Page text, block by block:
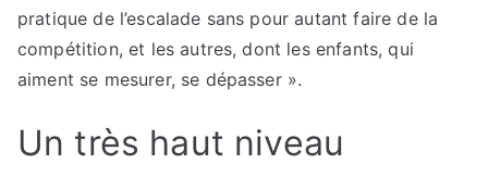
pratique de l’escalade sans pour autant faire de la
compétition, et les autres, dont les enfants, qui
aiment se mesurer, se dépasser ».
Un très haut niveau